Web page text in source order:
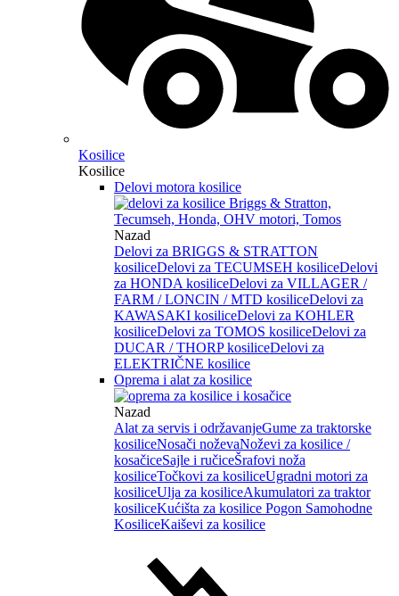
Kosilice
Kosilice
Delovi motora kosilice
Nazad
Delovi za BRIGGS & STRATTON
kosiliceDelovi za TECUMSEH kosiliceDelovi
za HONDA kosiliceDelovi za VILLAGER /
FARM / LONCIN / MTD kosiliceDelovi za
KAWASAKI kosiliceDelovi za KOHLER
kosiliceDelovi za TOMOS kosiliceDelovi za
DUCAR / THORP kosiliceDelovi za
ELEKTRIČNE kosilice
Oprema i alat za kosilice
Nazad
Alat za servis i održavanjeGume za traktorske
kosiliceNosači noževaNoževi za kosilice /
kosačiceSajle i ručiceŠrafovi noža
kosiliceTočkovi za kosiliceUgradni motori za
kosiliceUlja za kosiliceAkumulatori za traktor
kosiliceKućišta za kosilice Pogon Samohodne
KosiliceKaiševi za kosilice